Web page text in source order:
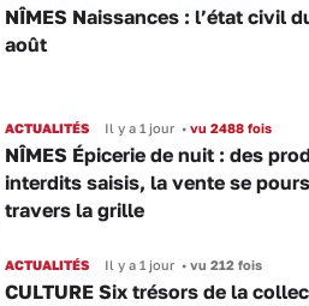
NÎMES Naissances : l’état civil
août
ACTUALITÉS Il y a 1 jour •vu 2488 fois
NÎMES Épicerie de nuit : des
interdits saisis, la vente se
travers la grille
ACTUALITÉS Il y a 1 jour •vu 212 fois
CULTURE Six trésors de la